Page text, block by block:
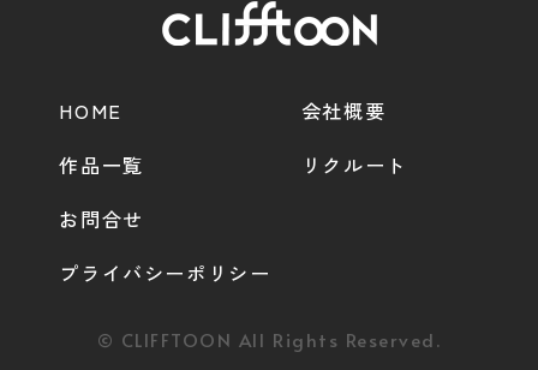
HOME
会社概要
作品一覧
リクルート
お問合せ
プライバシーポリシー
© CLIFFTOON All Rights Reserved.